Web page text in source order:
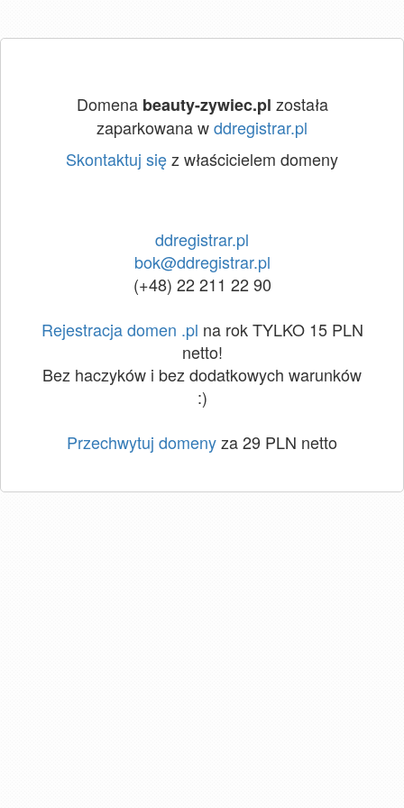
Domena beauty-zywiec.pl została
zaparkowana wddregistrar.pl
Skontaktuj sięz właścicielem domeny
ddregistrar.pl
bok@ddregistrar.pl
(+48) 22 211 22 90
Rejestracja domen .pl na rok TYLKO 15 PLN
netto!
Bez haczyków i bez dodatkowych warunków
:)
Przechwytuj domenyza 29 PLN netto